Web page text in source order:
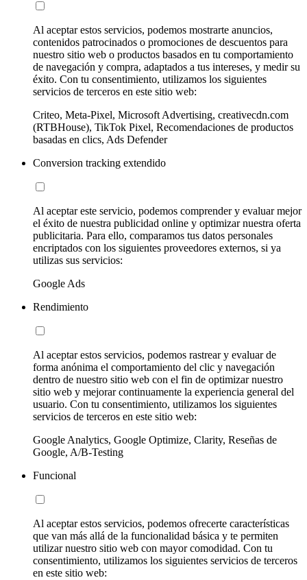
Al aceptar estos servicios, podemos mostrarte anuncios,
contenidos patrocinados o promociones de descuentos para
nuestro sitio web o productos basados en tu comportamiento
de navegación y compra, adaptados a tus intereses, y medir su
éxito. Con tu consentimiento, utilizamos los siguientes
servicios de terceros en este sitio web:
Criteo, Meta-Pixel, Microsoft Advertising, creativecdn.com
(RTBHouse), TikTok Pixel, Recomendaciones de productos
basadas en clics, Ads Defender
Conversion tracking extendido
Al aceptar este servicio, podemos comprender y evaluar mejor
el éxito de nuestra publicidad online y optimizar nuestra oferta
publicitaria. Para ello, comparamos tus datos personales
encriptados con los siguientes proveedores externos, si ya
utilizas sus servicios:
Google Ads
Rendimiento
Al aceptar estos servicios, podemos rastrear y evaluar de
forma anónima el comportamiento del clic y navegación
dentro de nuestro sitio web con el fin de optimizar nuestro
sitio web y mejorar continuamente la experiencia general del
usuario. Con tu consentimiento, utilizamos los siguientes
servicios de terceros en este sitio web:
Google Analytics, Google Optimize, Clarity, Reseñas de
Google, A/B-Testing
Funcional
Al aceptar estos servicios, podemos ofrecerte características
que van más allá de la funcionalidad básica y te permiten
utilizar nuestro sitio web con mayor comodidad. Con tu
consentimiento, utilizamos los siguientes servicios de terceros
en este sitio web: